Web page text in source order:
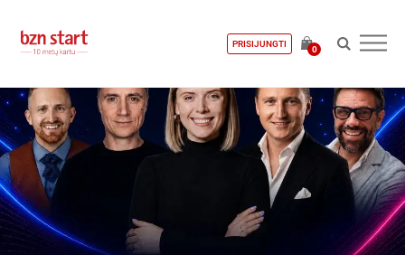
PRISIJUNGTI
0